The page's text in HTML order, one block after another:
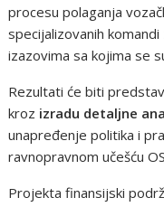
procesu polaganja
specijalizovanih
izazovima sa kojima se
Rezultati će biti
kroz izradu detaljne
unapređenje politika i
ravnopravnom učešću
Projekta finansijski